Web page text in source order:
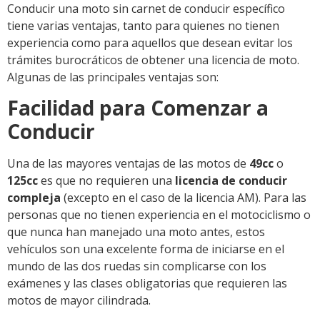
Conducir una moto sin carnet de conducir específico
tiene varias ventajas, tanto para quienes no tienen
experiencia como para aquellos que desean evitar los
trámites burocráticos de obtener una licencia de moto.
Algunas de las principales ventajas son:
Facilidad para Comenzar a
Conducir
Una de las mayores ventajas de las motos de 49cco
125cces que no requieren una licencia de conducir
compleja (excepto en el caso de la licencia AM). Para las
personas que no tienen experiencia en el motociclismo o
que nunca han manejado una moto antes, estos
vehículos son una excelente forma de iniciarse en el
mundo de las dos ruedas sin complicarse con los
exámenes y las clases obligatorias que requieren las
motos de mayor cilindrada.